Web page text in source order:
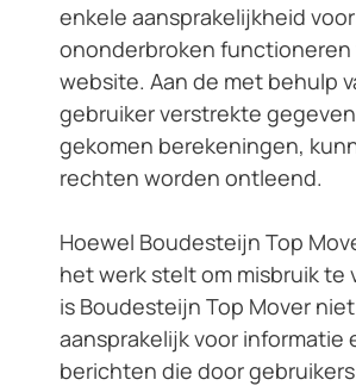
enkele aansprakelijkheid
ononderbroken functioneren
website. Aan de met behulp
gebruiker verstrekte
gekomen berekeningen,
rechten worden ontleend.
Hoewel Boudesteijn Top
het werk stelt om misbruik te
is Boudesteijn Top Mover niet
aansprakelijk voor informatie
berichten die door